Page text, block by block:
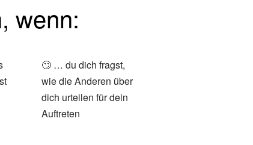
wenn:
🙄 … du dich fragst,
wie die Anderen über
dich urteilen für dein
Auftreten